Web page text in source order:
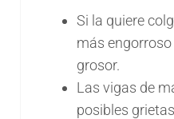
Si la quiere
más
grosor.
Las vigas de
posibles